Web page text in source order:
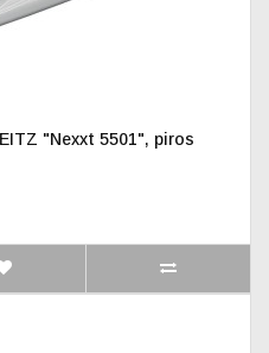
"Nexxt 5501", piros